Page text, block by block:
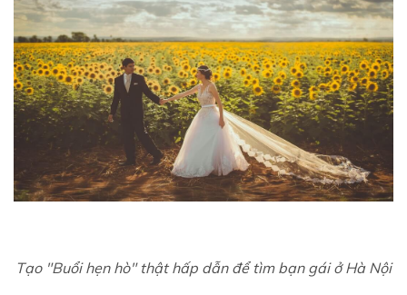
Tạo "Buổi hẹn hò" thật hấp dẫn để tìm bạn gái ở Hà Nội